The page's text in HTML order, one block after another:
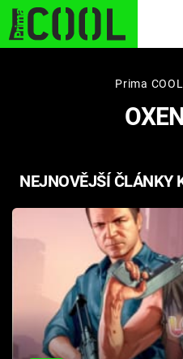
STARHOUSE
PLNEJ KOTEL
Témata
Seriály
Hry
Prima COOL
NEJNOVĚJŠÍ ČLÁNKY